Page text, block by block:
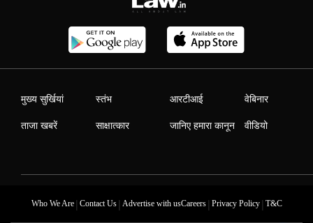
मुख्य सुर्खियां
ताजा खबरें
स्तंभ
साक्षात्कार
आरटीआई
जानिए हमारा कानून
वेबिनार
वीडियो
Who We Are| Contact Us| Advertise with usCareers| Privacy Policy| T&C